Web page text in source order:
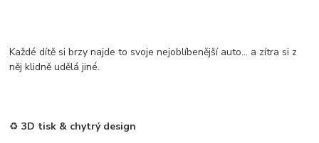
Každé dítě si brzy najde to svoje nejoblíbenější auto… a zítra si z
něj klidně udělá jiné.
♻️3D tisk & chytrý design